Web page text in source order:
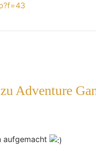
Adventure
aufgemacht